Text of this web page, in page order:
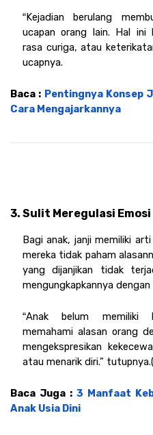
“Kejadian berulang
ucapan orang lain. Hal ini
rasa curiga, atau
ucapnya.
Baca : Pentingnya Konsep
Cara Mengajarkannya
3. Sulit Meregulasi Emosi
Bagi anak, janji memiliki
mereka tidak paham
yang dijanjikan tidak
mengungkapkannya
“Anak belum memiliki
memahami alasan orang
mengekspresikan
atau menarik diri.”
Baca Juga : 3 Manfaat
Anak Usia Dini